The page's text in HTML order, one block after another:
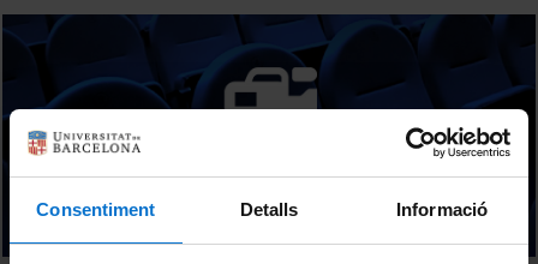
Consentiment Detalls Informació